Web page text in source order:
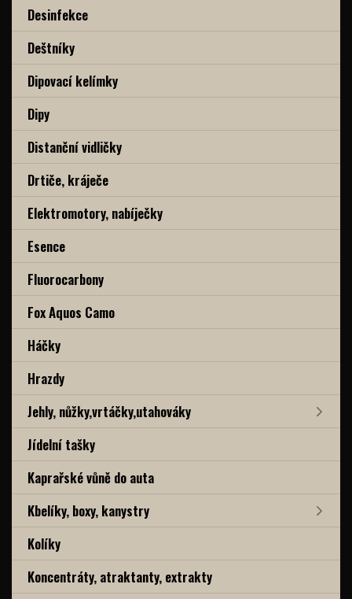
Desinfekce
Deštníky
Dipovací kelímky
Dipy
Distanční vidličky
Drtiče, kráječe
Elektromotory, nabíječky
Esence
Fluorocarbony
Fox Aquos Camo
Háčky
Hrazdy
Jehly, nůžky,vrtáčky,utahováky
Jídelní tašky
Kaprařské vůně do auta
Kbelíky, boxy, kanystry
Kolíky
Koncentráty, atraktanty, extrakty